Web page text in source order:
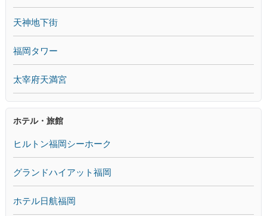
天神地下街
福岡タワー
太宰府天満宮
ホテル・旅館
ヒルトン福岡シーホーク
グランドハイアット福岡
ホテル日航福岡